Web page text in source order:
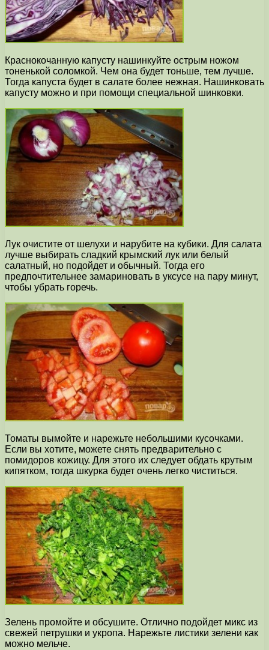
Краснокочанную капусту нашинкуйте острым ножом
тоненькой соломкой. Чем она будет тоньше, тем лучше.
Тогда капуста будет в салате более нежная. Нашинковать
капусту можно и при помощи специальной шинковки.
Лук очистите от шелухи и нарубите на кубики. Для салата
лучше выбирать сладкий крымский лук или белый
салатный, но подойдет и обычный. Тогда его
предпочтительнее замариновать в уксусе на пару минут,
чтобы убрать горечь.
Томаты вымойте и нарежьте небольшими кусочками.
Если вы хотите, можете снять предварительно с
помидоров кожицу. Для этого их следует обдать крутым
кипятком, тогда шкурка будет очень легко чиститься.
Зелень промойте и обсушите. Отлично подойдет микс из
свежей петрушки и укропа. Нарежьте листики зелени как
можно мельче.